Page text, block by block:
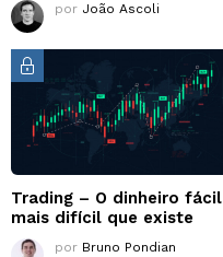
por João Ascoli
Trading – O dinheiro fácil
mais difícil que existe
por Bruno Pondian